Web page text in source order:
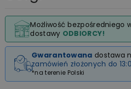
Możliwość bezpośredniego
dostawy ODBIORCY!
Gwarantowana dostawa
zamówień złożonych do
*na terenie Polski